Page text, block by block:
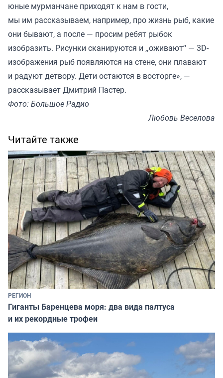
юные мурманчане приходят к нам в гости,
мы им рассказываем, например, про жизнь рыб, какие
они бывают, а после — просим ребят рыбок
изобразить. Рисунки сканируются и „оживают“ — 3D-
изображения рыб появляются на стене, они плавают
и радуют детвору. Дети остаются в восторге», —
рассказывает Дмитрий Пастер.
Фото: Большое Радио
Любовь Веселова
Читайте также
РЕГИОН
Гиганты Баренцева моря: два вида палтуса
и их рекордные трофеи